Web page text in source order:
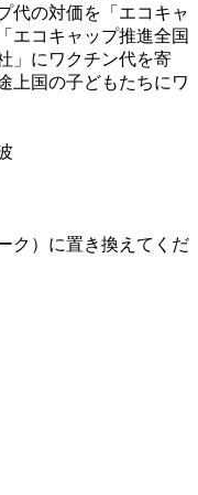
の対価を「エコキャ
コキャップ推進全国
」にワクチン代を寄
国の子どもたちにワ
）に置き換えてくだ